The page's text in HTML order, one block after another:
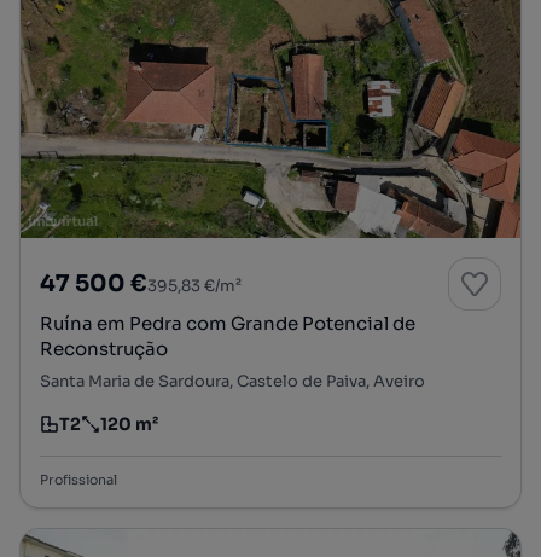
47 500 €395,83 €/m²
Ruína em Pedra com Grande Potencial de
Reconstrução
Santa Maria de Sardoura, Castelo de Paiva, Aveiro
Tipologia
T2
Preço por metro quadrado
120 m²
Profissional